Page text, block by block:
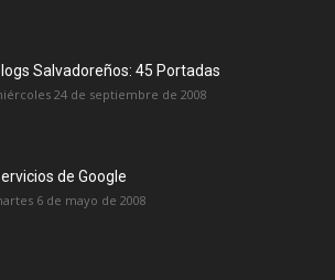
Salvadoreños: 45 Portadas
24 de septiembre de 2008
de Google
6 de mayo de 2008